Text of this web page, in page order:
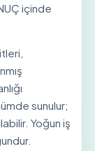
içinde
sunulur;
Yoğun iş